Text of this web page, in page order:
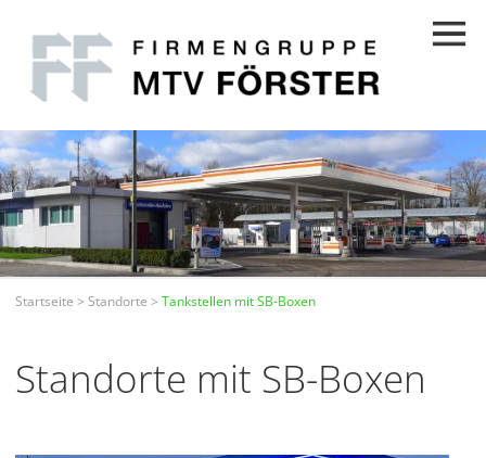
Startseite > Standorte > Tankstellen mit SB-Boxen
Standorte mit SB-Boxen